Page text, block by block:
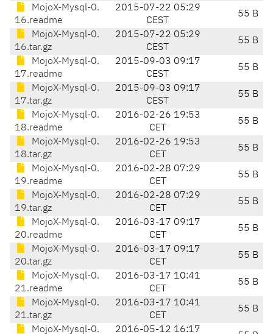
MojoX-Mysql-0.
16.readme
2015-07-22 05:29
CEST
55 B
MojoX-Mysql-0.
16.tar.gz
2015-07-22 05:29
CEST
55 B
MojoX-Mysql-0.
17.readme
2015-09-03 09:17
CEST
55 B
MojoX-Mysql-0.
17.tar.gz
2015-09-03 09:17
CEST
55 B
MojoX-Mysql-0.
18.readme
2016-02-26 19:53
CET
55 B
MojoX-Mysql-0.
18.tar.gz
2016-02-26 19:53
CET
55 B
MojoX-Mysql-0.
19.readme
2016-02-28 07:29
CET
55 B
MojoX-Mysql-0.
19.tar.gz
2016-02-28 07:29
CET
55 B
MojoX-Mysql-0.
20.readme
2016-03-17 09:17
CET
55 B
MojoX-Mysql-0.
20.tar.gz
2016-03-17 09:17
CET
55 B
MojoX-Mysql-0.
21.readme
2016-03-17 10:41
CET
55 B
MojoX-Mysql-0.
21.tar.gz
2016-03-17 10:41
CET
55 B
MojoX-Mysql-0.
2016-05-12 16:17